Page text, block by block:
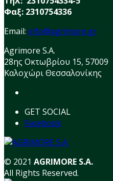
Φαξ: 2310754336
Email: info@agrimore.gr
Agrimore S.A.
28ης Οκτωβρίου 15, 57009
Καλοχώρι Θεσσαλονίκης
GET SOCIAL
Facebook
© 2021 AGRIMORE S.A.
All Rights Reserved.